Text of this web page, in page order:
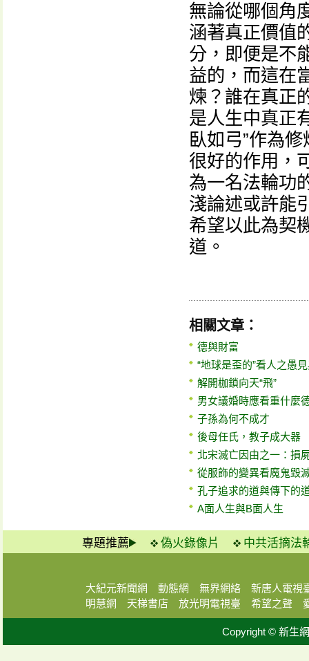
無論從哪個角
涵著真正價值
分，即便是不
益的，而這在
煉？誰在真正
是人生中真正
臥如弓”作為
很好的作用，
為一名法輪功
淺論述或許能
希望以此為契
道。
相關文章：
德與財富
“地球是歪的”看人之愚
解開枷鎖向天“飛”
男女議婚時應看重什麼
子孫為何不成才
後母任氏，教子成大器
北宋滅亡因由之一：損
從服飾的變異看魔鬼毀
孔子追求的道與傳下的
A面人生與B面人生
專題推薦 偽火錄像片 中共活摘法
大紀元新聞網 動態網 無界網絡
新唐人電視
明慧網
天梯書店 放光明電視臺 希望之聲
Copyright © 新生